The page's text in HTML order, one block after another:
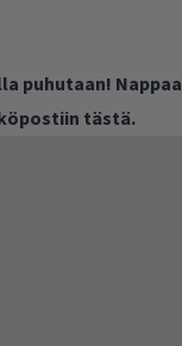
puhutaan! Nappaa
tästä.